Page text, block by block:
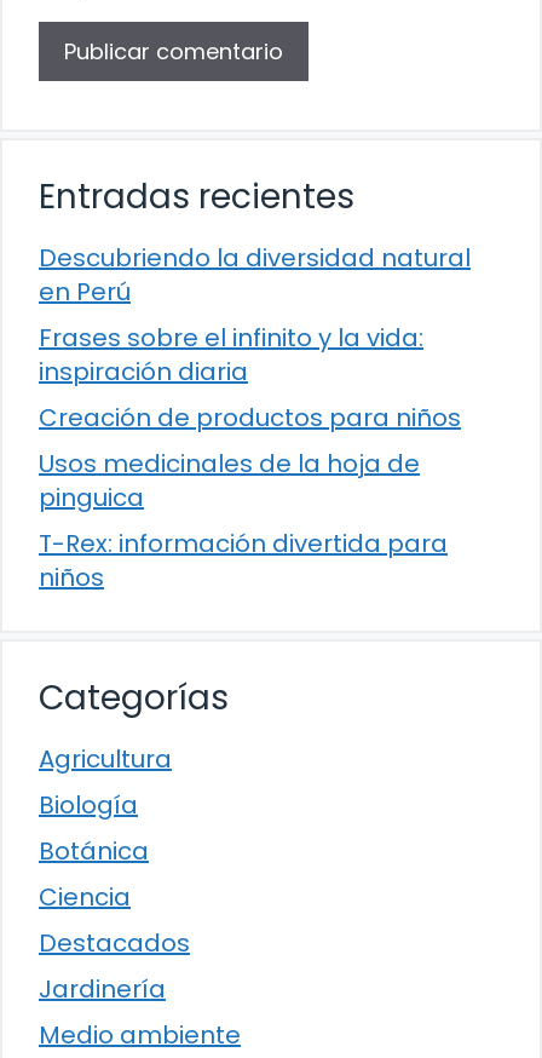
Entradas recientes
Descubriendo la diversidad natural
en Perú
Frases sobre el infinito y la vida:
inspiración diaria
Creación de productos para niños
Usos medicinales de la hoja de
pinguica
T-Rex: información divertida para
niños
Categorías
Agricultura
Biología
Botánica
Ciencia
Destacados
Jardinería
Medio ambiente